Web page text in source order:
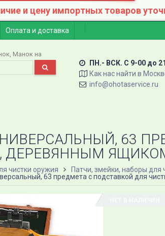
и цену импортных товаров
Оплата и доставка
Манок на
ПН.- ВСК. C 9-00 до
Как нас найти в
info@ohotaservice.ru
63
ДЕРЕВЯННЫМ
чистки оружия Патчи, змейки, наборы для
63 предмета с подставкой для